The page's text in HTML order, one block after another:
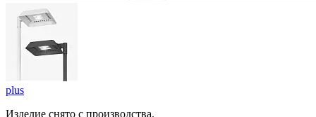
plus
Изделие снято с производства.